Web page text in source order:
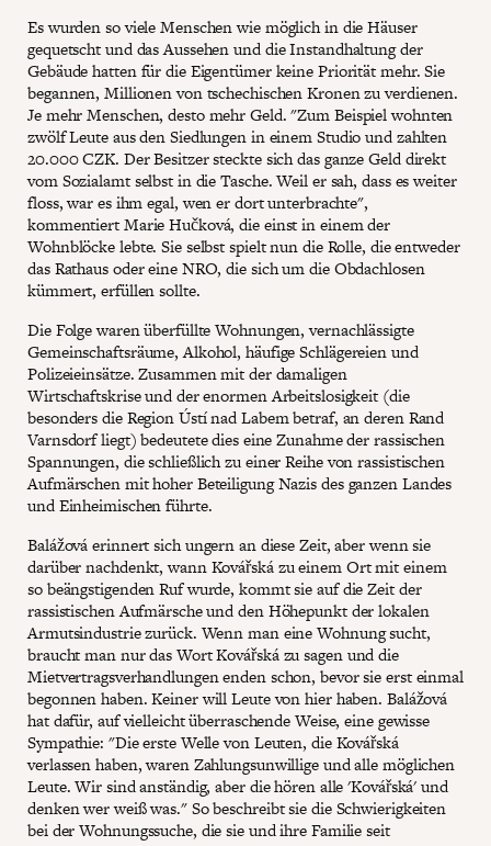
Es wurden so viele Menschen wie möglich in die Häuser
gequetscht und das Aussehen und die Instandhaltung der
Gebäude hatten für die Eigentümer keine Priorität mehr. Sie
begannen, Millionen von tschechischen Kronen zu verdienen.
Je mehr Menschen, desto mehr Geld. "Zum Beispiel wohnten
zwölf Leute aus den Siedlungen in einem Studio und zahlten
20.000 CZK. Der Besitzer steckte sich das ganze Geld direkt
vom Sozialamt selbst in die Tasche. Weil er sah, dass es weiter
floss, war es ihm egal, wen er dort unterbrachte",
kommentiert Marie Hučková, die einst in einem der
Wohnblöcke lebte. Sie selbst spielt nun die Rolle, die entweder
das Rathaus oder eine NRO, die sich um die Obdachlosen
kümmert, erfüllen sollte.
Die Folge waren überfüllte Wohnungen, vernachlässigte
Gemeinschaftsräume, Alkohol, häufige Schlägereien und
Polizeieinsätze. Zusammen mit der damaligen
Wirtschaftskrise und der enormen Arbeitslosigkeit (die
besonders die Region Ústí nad Labem betraf, an deren Rand
Varnsdorf liegt) bedeutete dies eine Zunahme der rassischen
Spannungen, die schließlich zu einer Reihe von rassistischen
Aufmärschen mit hoher Beteiligung Nazis des ganzen Landes
und Einheimischen führte.
Balážová erinnert sich ungern an diese Zeit, aber wenn sie
darüber nachdenkt, wann Kovářská zu einem Ort mit einem
so beängstigenden Ruf wurde, kommt sie auf die Zeit der
rassistischen Aufmärsche und den Höhepunkt der lokalen
Armutsindustrie zurück. Wenn man eine Wohnung sucht,
braucht man nur das Wort Kovářská zu sagen und die
Mietvertragsverhandlungen enden schon, bevor sie erst einmal
begonnen haben. Keiner will Leute von hier haben. Balážová
hat dafür, auf vielleicht überraschende Weise, eine gewisse
Sympathie: "Die erste Welle von Leuten, die Kovářská
verlassen haben, waren Zahlungsunwillige und alle möglichen
Leute. Wir sind anständig, aber die hören alle 'Kovářská' und
denken wer weiß was." So beschreibt sie die Schwierigkeiten
bei der Wohnungssuche, die sie und ihre Familie seit